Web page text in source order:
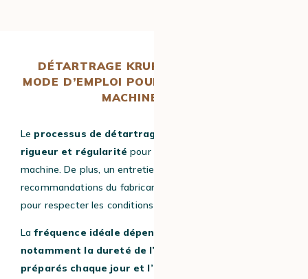
DÉTARTRAGE KRUPS SENSATION : LE
MODE D’EMPLOI POUR DÉTARTRER VOTRE
MACHINE À CAFÉ
Le processus de détartrage
rigueur et régularité pour un bon entretien de la
machine. De plus, un entretien conforme aux
recommandations du fabricant est également essentiel
pour respecter les conditions de garantie.
Lafréquence idéale dépend de plusieurs facteurs,
notamment la dureté de l’eau, le nombre de cafés
préparés chaque jour et l’utilisation ou non d’une